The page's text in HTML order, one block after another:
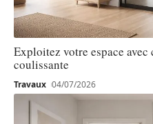
Exploitez votre espace
coulissante
Travaux 04/07/2026